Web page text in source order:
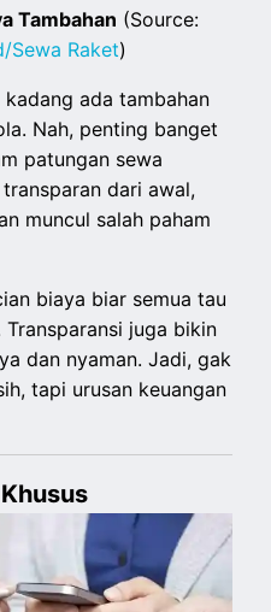
Tambahan (Source:
Sewa Raket)
ada tambahan
Nah, penting banget
patungan sewa
dari awal,
muncul salah paham
biaya biar semua tau
juga bikin
dan nyaman. Jadi, gak
tapi urusan keuangan